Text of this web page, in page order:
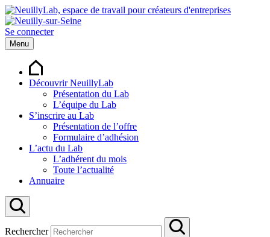
Se connecter
Menu
Découvrir NeuillyLab
Présentation du Lab
L’équipe du Lab
S’inscrire au Lab
Présentation de l’offre
Formulaire d’adhésion
L’actu du Lab
L’adhérent du mois
Toute l’actualité
Annuaire
Rechercher